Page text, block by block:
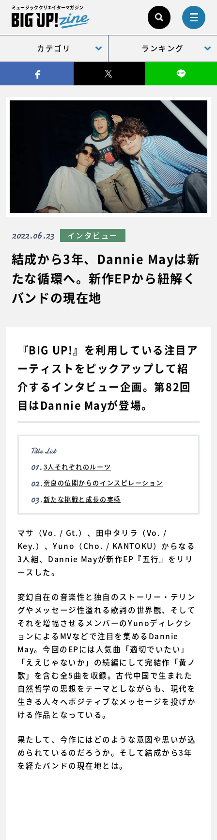
ミュージッククリエイターマガジン
カテゴリ ランキング
結成から3年、Dannie Mayは新
たな循環へ。新作EPから紐解く
バンドの現在地
2022.06.23 インタビュー
『BIG UP!』を利用している注目ア
ーティストをピックアップして紹
介するインタビュー企画。第82回
目はDannie Mayが登場。
Title List
01. 3人それぞれのルーツ
02.奈良の仏閣からのインスピレーション
03.新たな挑戦と成長の実感
マサ（Vo. / Gt.）、田中タリラ（Vo. /
Key.）、Yuno（Cho. / KANTOKU）からなる
3人組、Dannie Mayが新作EP『五行』をリリ
ースした。
変幻自在の音楽性と独自のストーリー・テリン
グやメッセージ性溢れる歌詞の世界観、そして
それを増幅させるメンバーのYunoディレクシ
ョンによるMVなどで注目を集めるDannie
May。今回のEPには人気曲「適切でいたい」
「ええじゃないか」の続編にして完結作「黄ノ
歌」を含む全5曲を収録。古代中国で生まれた
自然哲学の思想をテーマとしながらも、現代を
生きる人々へポジティブなメッセージを投げか
ける作品となっている。
果たして、今作にはどのような意図や思いが込
められているのだろうか。そして結成から3年
を経たバンドの現在地とは。